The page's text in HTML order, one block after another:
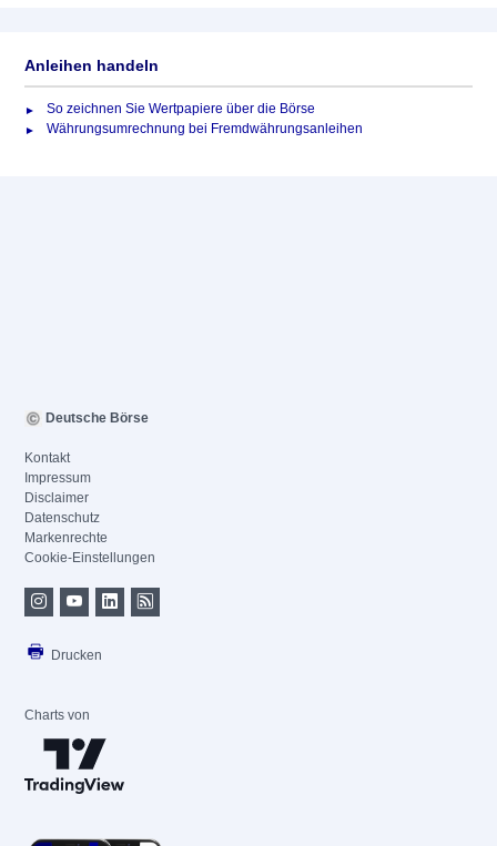
Anleihen handeln
So zeichnen Sie Wertpapiere über die Börse
Währungsumrechnung bei Fremdwährungsanleihen
Deutsche Börse
Kontakt
Impressum
Disclaimer
Datenschutz
Markenrechte
Cookie-Einstellungen
Drucken
Charts von